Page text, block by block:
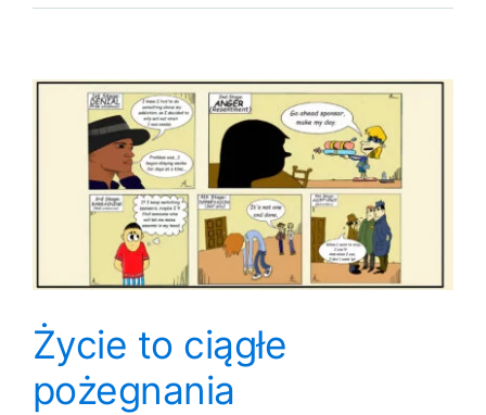
co
Życie to ciągłe
pożegnania